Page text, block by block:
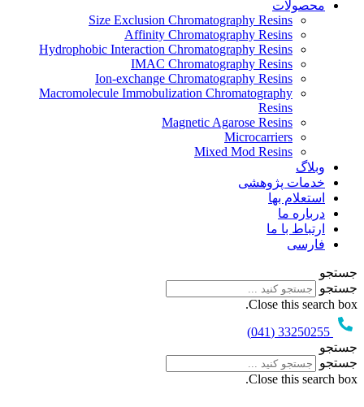
محصولات
Size Exclusion Chromatography Resins
Affinity Chromatography Resins
Hydrophobic Interaction Chromatography Resins
IMAC Chromatography Resins
Ion-exchange Chromatography Resins
Macromolecule Immobulization Chromatography
Resins
Magnetic Agarose Resins
Microcarriers
Mixed Mod Resins
وبلاگ
خدمات پژوهشی
استعلام بها
درباره ما
ارتباط با ما
فارسی
جستجو
جستجو
Close this search box.
33250255 (041)
جستجو
جستجو
Close this search box.